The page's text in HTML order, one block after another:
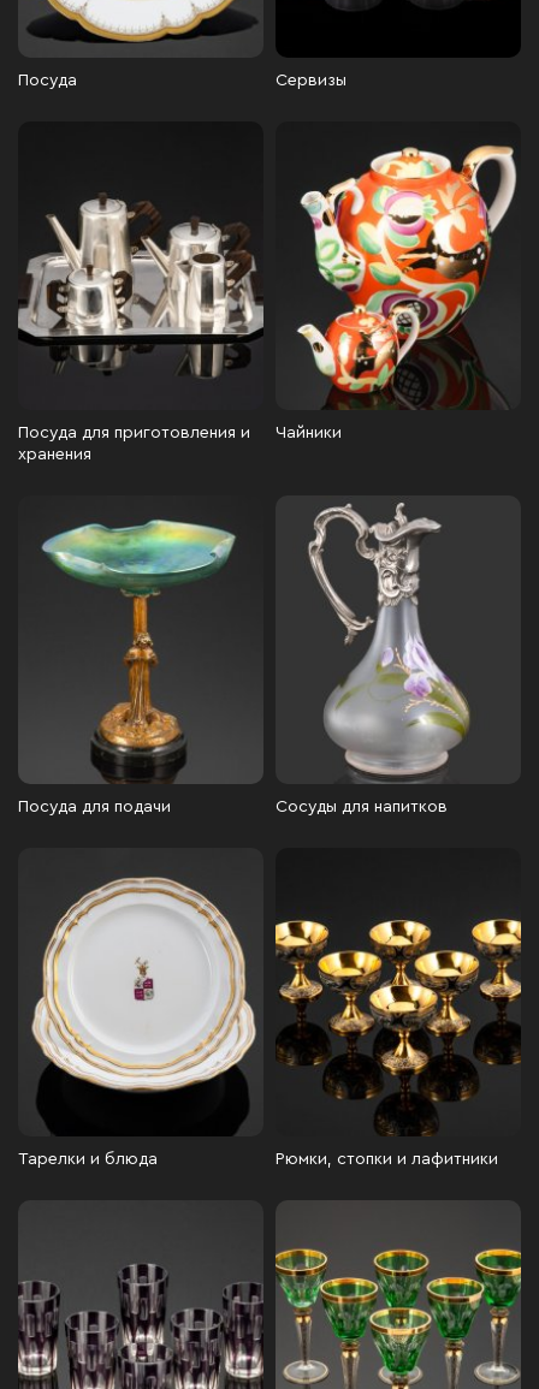
Посуда Сервизы
Посуда для приготовления и
хранения
Чайники
Посуда для подачи Сосуды для напитков
Тарелки и блюда Рюмки, стопки и лафитники